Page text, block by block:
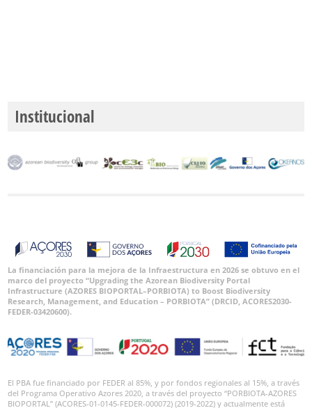
Institucional
La financiación para la mejora de la Infraestructura en 2026 se obtuvo en el
marco del proyecto “Upgrading the Azorean Biodiversity Portal
Infrastructure (AZORES BIOPORTAL–PORBIOTA) to Boost Biodiversity
Research, Management, and Education – PORBIOTA” (DRCID, ACORES2030-
FEDER-03420600).
El PBA fue financiado por FEDER al 85%, y por fondos regionales al 15%, a través
del Programa Operativo Azores 2020, a través del proyecto “PORBIOTA-AZORES
BIOPORTAL” (ACORES-01-0145-FEDER-000072) (2019-2022) y actualmente está